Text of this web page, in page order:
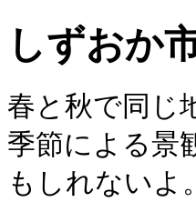
しずおか
春と秋で同じ
季節による景
もしれないよ。